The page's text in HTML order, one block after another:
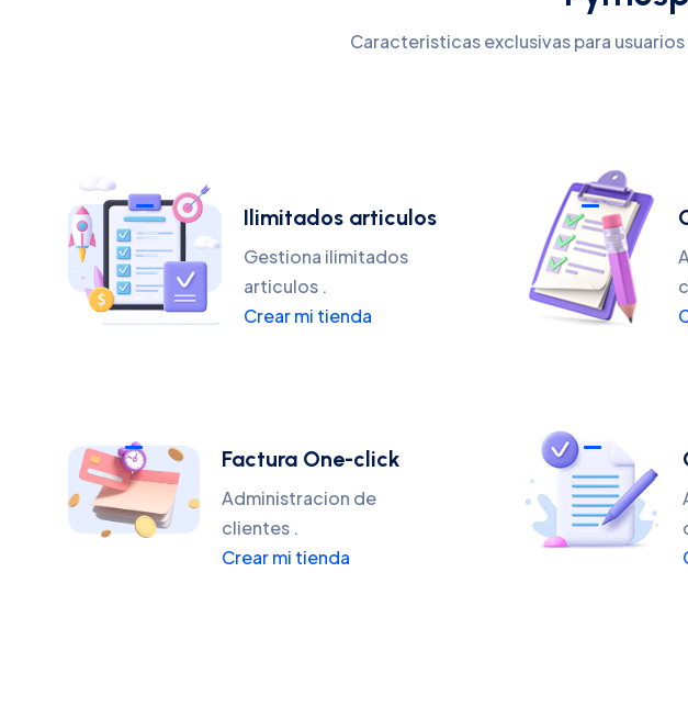
Caracteristicas exclusivas para
Ilimitados articulos
Gestiona ilimitados
articulos .
Crear mi tienda
Factura One-click
Administracion de
clientes .
Crear mi tienda